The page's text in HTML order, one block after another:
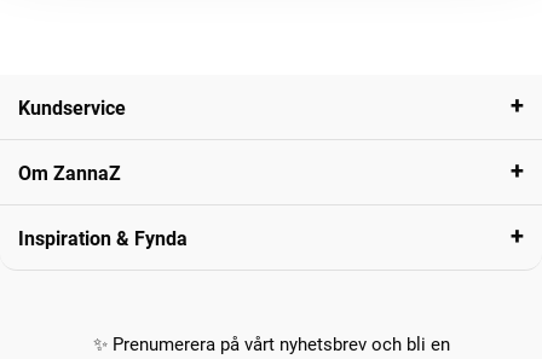
Kundservice
Om ZannaZ
Inspiration & Fynda
✨ Prenumerera på vårt nyhetsbrev och bli en